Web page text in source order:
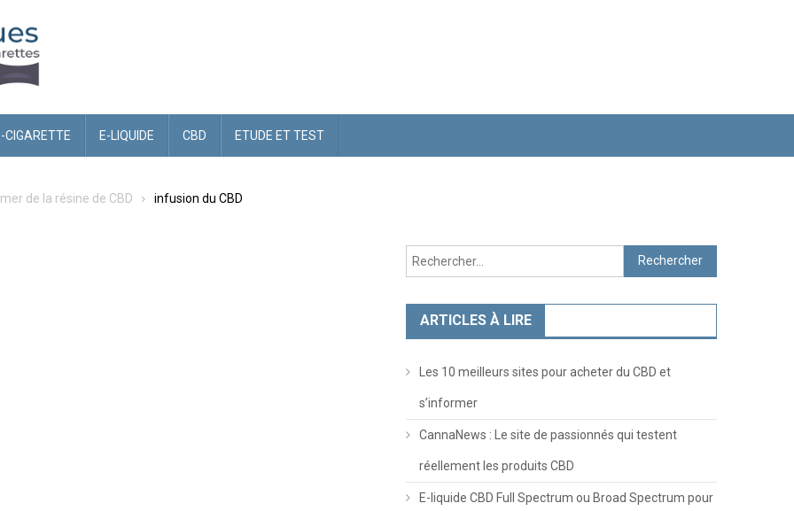
CIGARETTE E-LIQUIDE CBD ETUDE ET TEST
de la résine de CBD infusion du CBD
Rechercher :
ARTICLES À LIRE
Les 10 meilleurs sites pour acheter du CBD et
s’informer
CannaNews : Le site de passionnés qui testent
réellement les produits CBD
E-liquide CBD Full Spectrum ou Broad Spectrum pour